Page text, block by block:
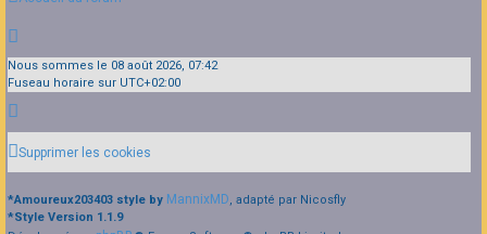
Nous sommes le 08 août 2026, 07:42
Fuseau horaire sur UTC+02:00
Supprimer les cookies
*Amoureux203403 style by MannixMD, adapté par Nicosfly
*Style Version 1.1.9